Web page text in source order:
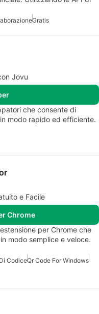
Gratis
Jovu
che consente di
modo rapido ed efficiente.
e Facile
Chrome
per Chrome che
modo semplice e veloce.
CodiceQr Code For Windows